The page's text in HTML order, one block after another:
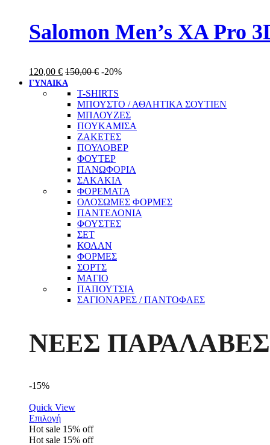
Salomon Men’s XA Pro
120,00 € 150,00€ -20%
ΓΥΝΑΙΚΑ
T-SHIRTS
ΜΠΟΥΣΤΟ / ΑΘΛΗΤΙΚΑ ΣΟΥΤΙΕΝ
ΜΠΛΟΥΖΕΣ
ΠΟΥΚΑΜΙΣΑ
ΖΑΚΕΤΕΣ
ΠΟΥΛΟΒΕΡ
ΦΟΥΤΕΡ
ΠΑΝΩΦΟΡΙΑ
ΣΑΚΑΚΙΑ
ΦΟΡΕΜΑΤΑ
ΟΛΟΣΩΜΕΣ ΦΟΡΜΕΣ
ΠΑΝΤΕΛΟΝΙΑ
ΦΟΥΣΤΕΣ
ΣΕΤ
ΚΟΛΑΝ
ΦΟΡΜΕΣ
ΣΟΡΤΣ
ΜΑΓΙΟ
ΠΑΠΟΥΤΣΙΑ
ΣΑΓΙΟΝΑΡΕΣ / ΠΑΝΤΟΦΛΕΣ
ΝΕΕΣ ΠΑΡΑΛΑΒΕΣ
-15%
Quick View
Επιλογή
Hot sale 15% off
Hot sale 15% off